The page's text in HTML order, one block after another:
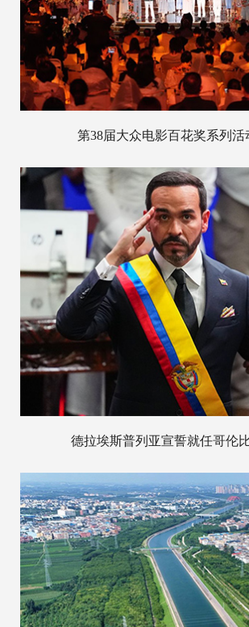
第38届大众电影百花奖系列活
德拉埃斯普列亚宣誓就任哥伦